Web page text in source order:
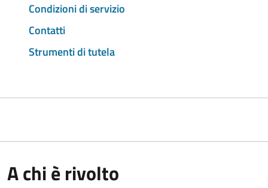
Condizioni di servizio
Contatti
Strumenti di tutela
A chi è rivolto